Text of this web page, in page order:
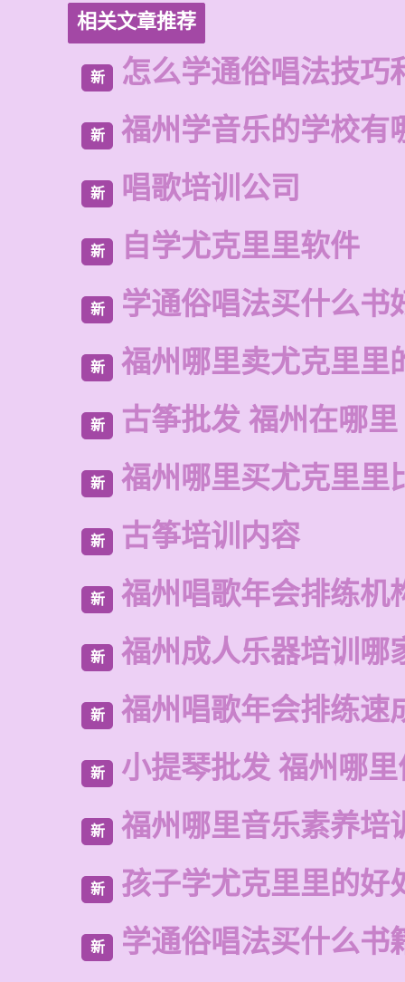
相关文章推荐
新 怎么学通俗唱法技巧
新 福州学音乐的学校有
新 唱歌培训公司
新 自学尤克里里软件
新 学通俗唱法买什么书
新 福州哪里卖尤克里里
新 古筝批发 福州在哪里
新 福州哪里买尤克里里
新 古筝培训内容
新 福州唱歌年会排练机
新 福州成人乐器培训哪
新 福州唱歌年会排练速
新 小提琴批发 福州哪
新 福州哪里音乐素养培
新 孩子学尤克里里的好
新 学通俗唱法买什么书